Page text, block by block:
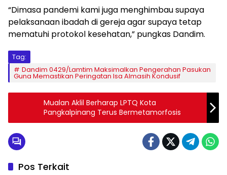
“Dimasa pandemi kami juga menghimbau supaya
pelaksanaan ibadah di gereja agar supaya tetap
mematuhi protokol kesehatan,” pungkas Dandim.
Tag:
Dandim 0429/Lamtim Maksimalkan Pengerahan Pasukan
Guna Memastikan Peringatan Isa Almasih Kondusif
Mualan Aklil Berharap LPTQ Kota
Pangkalpinang Terus Bermetamorfosis
Pos Terkait